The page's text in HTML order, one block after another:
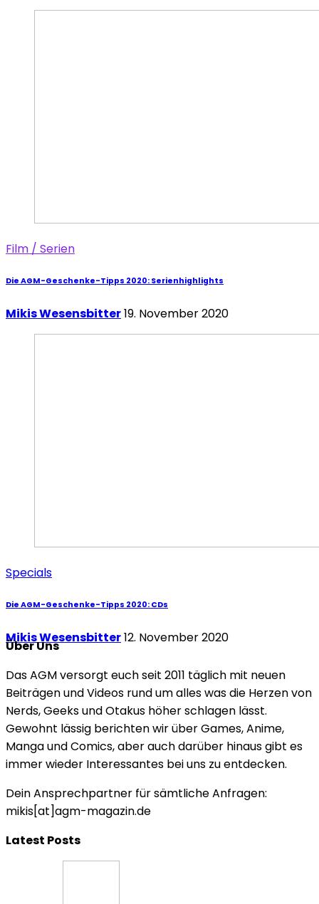
Film / Serien
Die AGM-Geschenke-Tipps 2020: Serienhighlights
Mikis Wesensbitter19. November 2020
Specials
Die AGM-Geschenke-Tipps 2020: CDs
Mikis Wesensbitter12. November 2020
Über Uns
Das AGM versorgt euch seit 2011 täglich mit neuen
Beiträgen und Videos rund um alles was die Herzen von
Nerds, Geeks und Otakus höher schlagen lässt.
Gewohnt lässig berichten wir über Games, Anime,
Manga und Comics, aber auch darüber hinaus gibt es
immer wieder Interessantes bei uns zu entdecken.
Dein Ansprechpartner für sämtliche Anfragen:
mikis[at]agm-magazin.de
Latest Posts